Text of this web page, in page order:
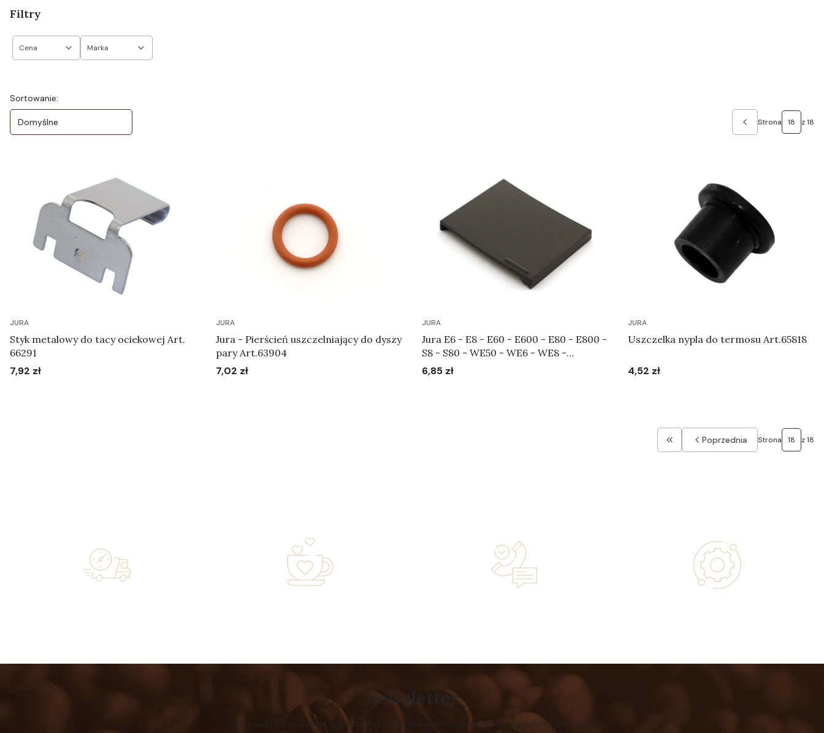
Filtry
Cena Marka
Lista produktów
Sortowanie:
Domyślne Poprzednie
Strona z 18
JURA
Styk metalowy do tacy ociekowej Art.
66291
Cena
7,92 zł
JURA
Jura - Pierścień uszczelniający do dyszy
pary Art.63904
Cena
7,02 zł
JURA
Jura E6 - E8 - E60 - E600 - E80 - E800 -
S8 - S80 - WE50 - WE6 - WE8 -
Pokrywa ustawiania stopnia zmielenia
Cena
6,85 zł
JURA
Uszczelka nypla do termosu Art.65818
Cena
4,52 zł
Wróć do pierwszej strony z
Poprzednia Strona z 18
Newsletter
Podaj swój adres e-mail, jeżeli chcesz otrzymywać informacje o nowościach i promocjach.